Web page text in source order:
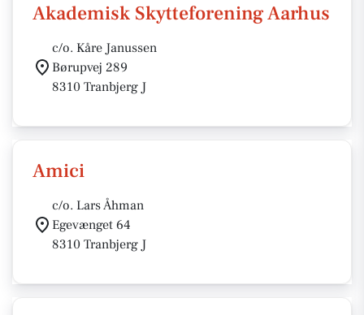
Akademisk Skytteforening Aarhus
c/o. Kåre Janussen
Børupvej 289
8310 Tranbjerg J
Amici
c/o. Lars Åhman
Egevænget 64
8310 Tranbjerg J